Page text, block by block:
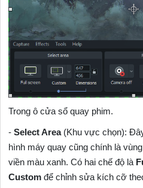
Trong ô cửa sổ quay phim.
-Select Area(Khu vực chọn):
hình máy quay cũng chính là
viền màu xanh. Có hai chế độ là
Custom để chỉnh sửa kích cỡ